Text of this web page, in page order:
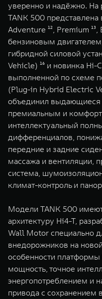
уверенно и надёжно.
TANK 500
Adventure ¹², Premium
бензиновым
гибридной силовой
Vehicle) ¹⁶ и новинка Hi-
выполненной по схеме
(Plug-in Hybrid Electric
объединил
премиальным и
интеллектуальный
дифференциалов,
передние и задние
массажа и вентиляции,
система,
климат-контроль и
Модели TANK 500
архитектуру Hi4-T,
Wall Motor специально
внедорожников на
особенности платформы
мощность, точное
энергопотреблением и
привода с сохранением